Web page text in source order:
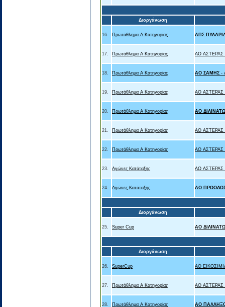
Διοργάνωση
16. Πρωτάθλημα Α Κατηγορίας ΑΠΣ
17. Πρωτάθλημα Α Κατηγορίας ΑΟ
18. Πρωτάθλημα Α Κατηγορίας ΑΟ ΣΑΜΗΣ-
19. Πρωτάθλημα Α Κατηγορίας ΑΟ
20. Πρωτάθλημα Α Κατηγορίας ΑΟ
21. Πρωτάθλημα Α Κατηγορίας ΑΟ
22. Πρωτάθλημα Α Κατηγορίας ΑΟ ΑΣΤΕΡΑΣ
23. Αγώνες Κατάταξης ΑΟ
24. Αγώνες Κατάταξης ΑΟ
Διοργάνωση
25. Super Cup ΑΟ
Διοργάνωση
26. SuperCup ΑΟ
27. Πρωτάθλημα Α Κατηγορίας ΑΟ
28. Πρωτάθλημα Α Κατηγορίας ΑΟ